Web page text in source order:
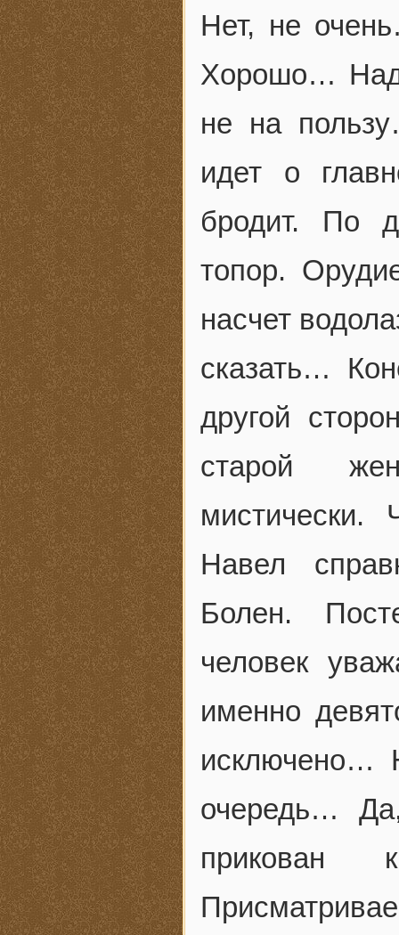
Нет, не
Хорошо…
не на
идет о
бродит. По
топор.
насчет
сказать…
другой
старой
мистически.
Навел
Болен.
человек
именно
исключено…
очередь…
прикован